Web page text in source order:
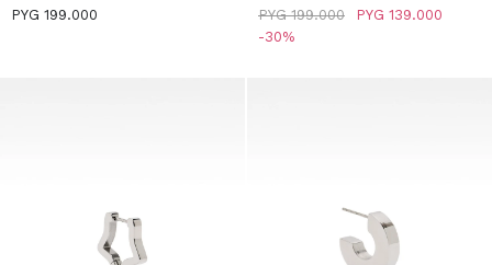
RELIEVE - ACERO
PYG 199.000
INOXIDABLE - PLATEADO
PYG 139.000
PYG 199.000
30